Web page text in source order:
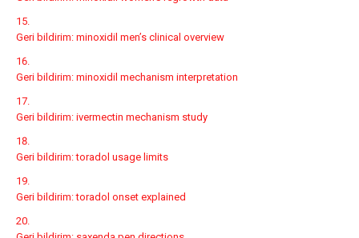
Geri bildirim: minoxidil men’s clinical overview
Geri bildirim: minoxidil mechanism interpretation
Geri bildirim: ivermectin mechanism study
Geri bildirim:toradol usage limits
Geri bildirim:toradol onset explained